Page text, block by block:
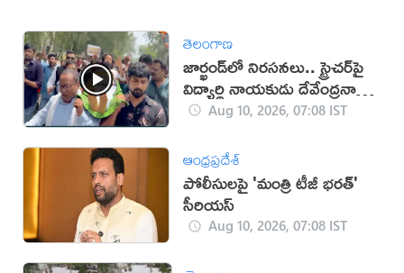
తెలంగాణ
జార్ఖండ్‌లో నిరసనలు.. స్ట్రెచర్‌పై
విద్యార్థి నాయకుడు దేవేంద్రనాథ్
(వీడియో)
Aug 10, 2026, 07:08 IST
ఆంధ్రప్రదేశ్
పోలీసులపై 'మంత్రి టీజీ భరత్'
సీరియస్
Aug 10, 2026, 07:08 IST